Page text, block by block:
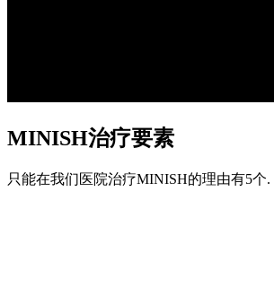
MINISH治疗要素
只能在我们医院治疗MINISH的理由有5个.